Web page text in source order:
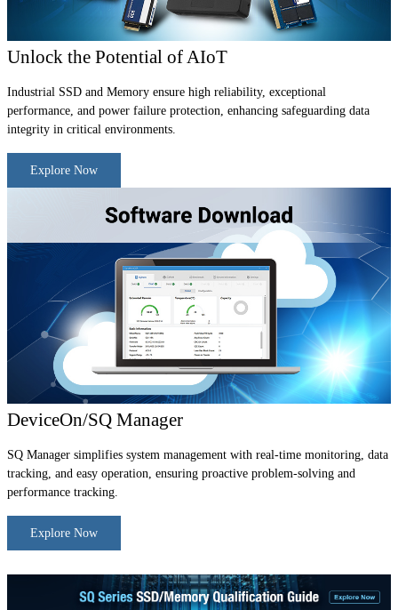
Unlock the Potential of AIoT
Industrial SSD and Memory ensure high reliability, exceptional
performance, and power failure protection, enhancing safeguarding data
integrity in critical environments.
Explore Now
DeviceOn/SQ Manager
SQ Manager simplifies system management with real-time monitoring, data
tracking, and easy operation, ensuring proactive problem-solving and
performance tracking.
Explore Now